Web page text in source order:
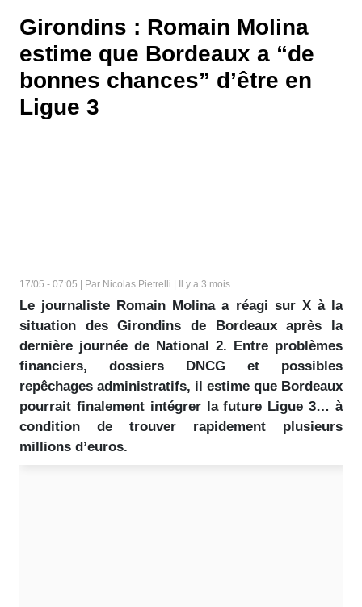
Girondins : Romain Molina
estime que Bordeaux a “de
bonnes chances” d’être en
Ligue 3
17/05 - 07:05 | Par Nicolas Pietrelli | Il y a 3 mois
Le journaliste Romain Molina a réagi sur X à la
situation des Girondins de Bordeaux après la
dernière journée de National 2. Entre problèmes
financiers, dossiers DNCG et possibles
repêchages administratifs, il estime que Bordeaux
pourrait finalement intégrer la future Ligue 3… à
condition de trouver rapidement plusieurs
millions d’euros.